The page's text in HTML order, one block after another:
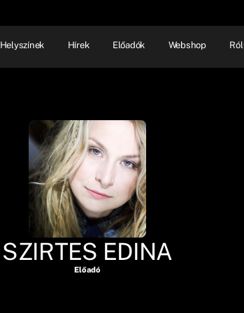
Helyszínek Hírek Előadók Webshop
SZIRTES EDINA
Előadó